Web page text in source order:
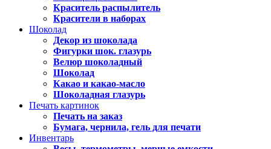
Краситель распылитель
Красители в наборах
Шоколад
Декор из шоколада
Фигурки шок. глазурь
Велюр шоколадный
Шоколад
Какао и какао-масло
Шоколадная глазурь
Печать картинок
Печать на заказ
Бумага, чернила, гель для печати
Инвентарь